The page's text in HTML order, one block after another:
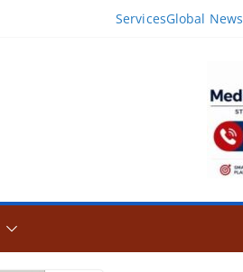
ServicesGlobal News